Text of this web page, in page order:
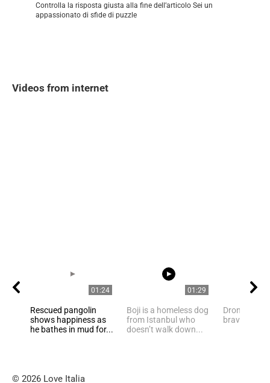
Controlla la risposta giusta alla fine dell’articolo Sei un
appassionato di sfide di puzzle
Videos from internet
01:24
Rescued pangolin
shows happiness as
he bathes in mud for...
01:29
Boji is a homeless dog
from Istanbul who
doesn’t walk down...
Drongo is
brave mini-
© 2026 Love Italia